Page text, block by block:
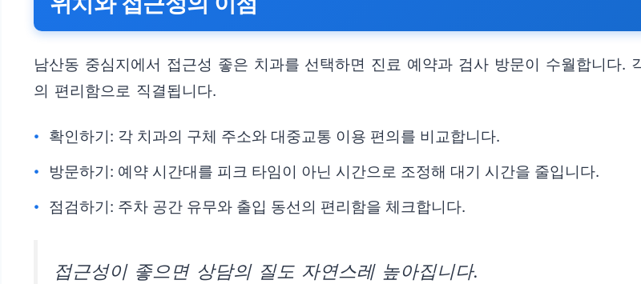
남산동 중심지에서 접근성 좋은 치과를 선택하면 진료 예약과 검사 방문이 수월합니다.
의 편리함으로 직결됩니다.
확인하기: 각 치과의 구체 주소와 대중교통 이용 편의를 비교합니다.
방문하기: 예약 시간대를 피크 타임이 아닌 시간으로 조정해 대기 시간을 줄입니다.
점검하기: 주차 공간 유무와 출입 동선의 편리함을 체크합니다.
접근성이 좋으면 상담의 질도 자연스레 높아집니다.